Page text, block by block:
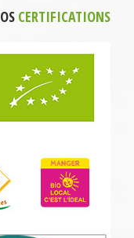
CERTIFICATIONS